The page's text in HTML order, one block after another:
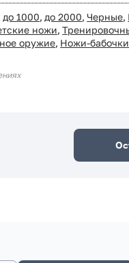
до 1000, до 2000, Черные,
ножи,
оружие, Ножи-